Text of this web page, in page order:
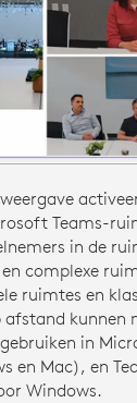
Teams-
in de
complexe
ruimtes en
afstand kunnen
in
en Mac), en
Windows.
is ontworpen
ondersteunen
voor Windows-
in een
kans hebben
als